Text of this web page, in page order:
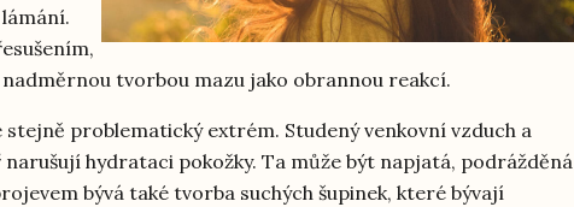
tvorbou mazu jako obrannou reakcí.
problematický extrém. Studený venkovní vzduch a
hydrataci pokožky. Ta může být napjatá, podrážděná
bývá také tvorba suchých šupinek, které bývají